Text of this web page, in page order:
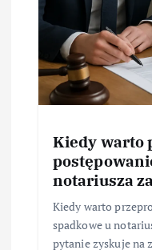
Kiedy warto
notariusza
Kiedy warto
spadkowe u
pytanie zyskuje na